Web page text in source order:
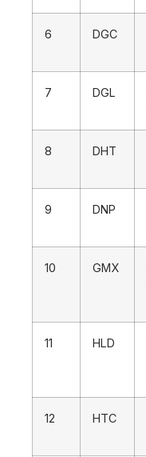
6 DGC
7 DGL
8 DHT
9 DNP
10 GMX
11 HLD
12 HTC